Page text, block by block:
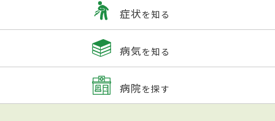
症状を知る
病気を知る
病院を探す